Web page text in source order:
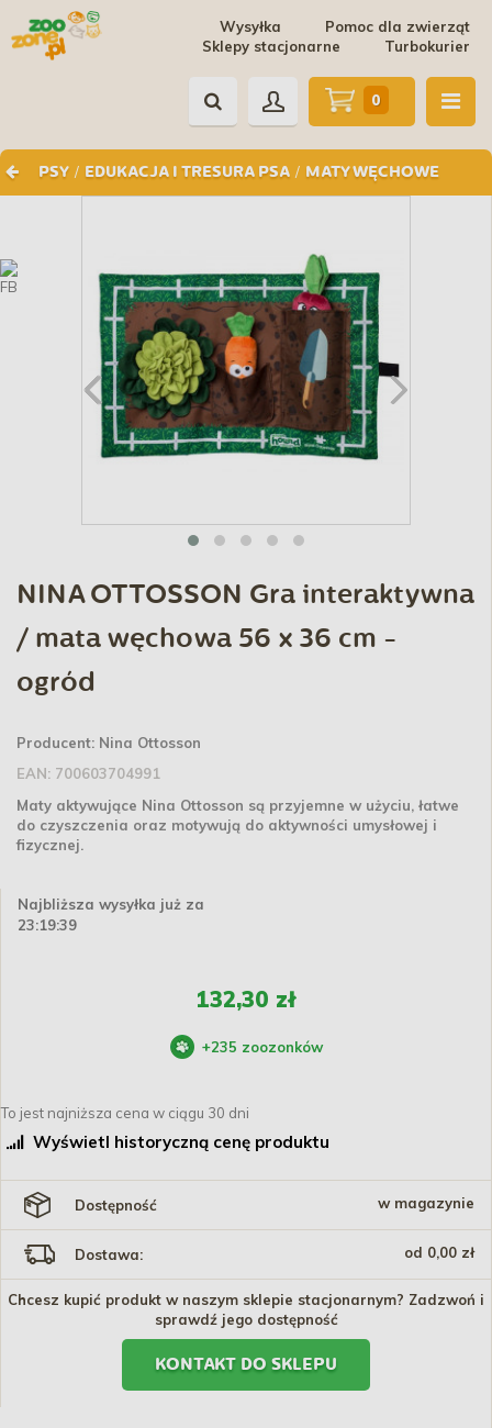
Pomoc dla zwierząt
Wysyłka
Turbokurier
Sklepy stacjonarne
PSY / EDUKACJA I TRESURA PSA / MATY WĘCHOWE
0
NINA OTTOSSON Gra interaktywna
/ mata węchowa 56 x 36 cm -
ogród
Producent: Nina Ottosson
EAN: 700603704991
Maty aktywujące Nina Ottosson są przyjemne w użyciu, łatwe
do czyszczenia oraz motywują do aktywności umysłowej i
fizycznej.
Najbliższa wysyłka już za
23:19:38
132,30 zł
+235 zoozonków
To jest najniższa cena w ciągu 30 dni
Wyświetl historyczną cenę produktu
Dostępność w magazynie
Dostawa: od 0,00 zł
Chcesz kupić produkt w naszym sklepie stacjonarnym? Zadzwoń i
sprawdź jego dostępność
KONTAKT DO SKLEPU